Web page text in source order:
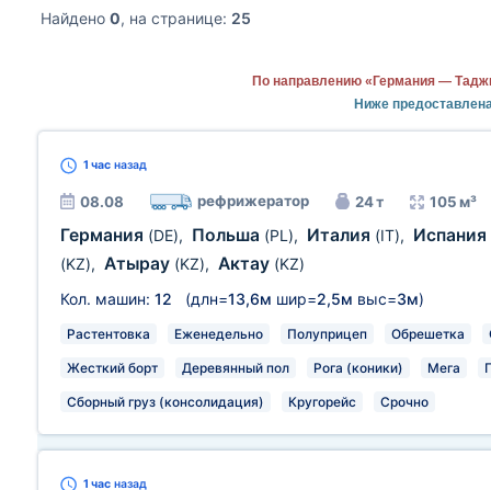
Найдено 0, на странице: 25
По направлению «Германия —
Ниже
1 час назад
08.08 рефрижератор 24 т 105 м³
Германия (DE), Польша (PL), Италия (IT), Испания
(KZ), Атырау (KZ), Актау (KZ)
Кол. машин: 12 (длн=13,6м шир=2,5м выс=3м)
Растентовка Еженедельно Полуприцеп Обрешетка
Жесткий борт Деревянный пол Рога (коники) Мега
Сборный груз (консолидация) Кругорейс Срочно
1 час назад